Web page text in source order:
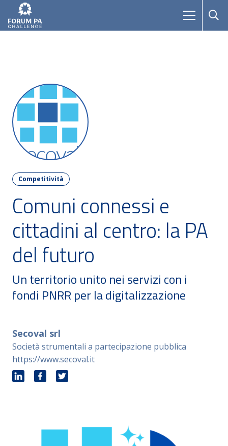
Competitività
Comuni connessi e
cittadini al centro: la PA
del futuro
Un territorio unito nei servizi con i
fondi PNRR per la digitalizzazione
Secoval srl
Società strumentali a partecipazione pubblica
https://www.secoval.it